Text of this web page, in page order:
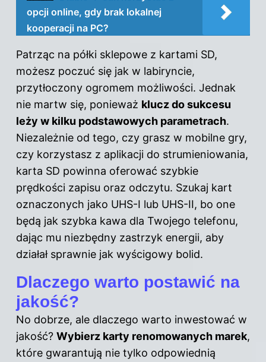
opcji online, gdy brak lokalnej
kooperacji na PC?
Patrząc na półki sklepowe z kartami SD,
możesz poczuć się jak w labiryncie,
przytłoczony ogromem możliwości. Jednak
nie martw się, ponieważ klucz do sukcesu
leży w kilku podstawowych parametrach.
Niezależnie od tego, czy grasz w mobilne gry,
czy korzystasz z aplikacji do strumieniowania,
karta SD powinna oferować szybkie
prędkości zapisu oraz odczytu. Szukaj kart
oznaczonych jako UHS-I lub UHS-II, bo one
będą jak szybka kawa dla Twojego telefonu,
dając mu niezbędny zastrzyk energii, aby
działał sprawnie jak wyścigowy bolid.
Dlaczego warto postawić na
jakość?
No dobrze, ale dlaczego warto inwestować w
jakość? Wybierz karty renomowanych marek,
które gwarantują nie tylko odpowiednią